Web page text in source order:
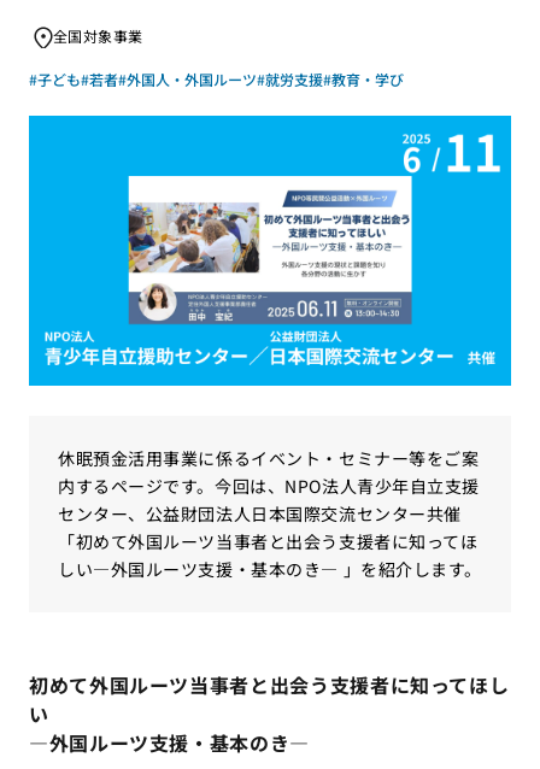
全国対象事業
#子ども#若者#外国人・外国ルーツ#就労支援#教育・学び
休眠預金活用事業に係るイベント・セミナー等をご案
内するページです。今回は、NPO法人青少年自立支援
センター、公益財団法人日本国際交流センター共催
「初めて外国ルーツ当事者と出会う支援者に知ってほ
しい―外国ルーツ支援・基本のき― 」を紹介します。
初めて外国ルーツ当事者と出会う支援者に知ってほし
い
―外国ルーツ支援・基本のき―